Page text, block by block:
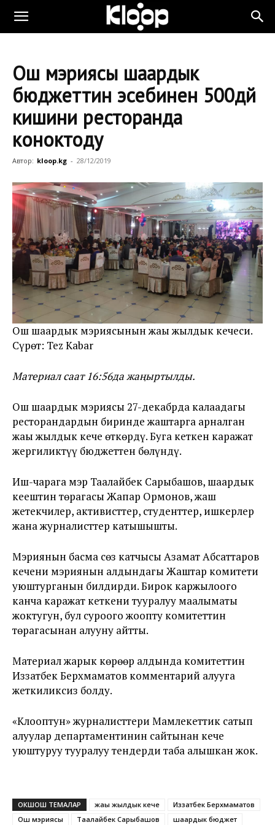
Ош мэриясы шаардык
бюджеттин эсебинен 500дөй
кишини ресторанда
коноктоду
Автор: kloop.kg - 28/12/2019
Ош шаардык мэриясынын жаңы жылдык кечеси.
Сүрөт: Tez Kabar
Материал саат 16:56да жаңыртылды.
Ош шаардык мэриясы 27-декабрда калаадагы
ресторандардын биринде жаштарга арналган
жаңы жылдык кече өткөрдү. Буга кеткен каражат
жергиликтүү бюджеттен бөлүндү.
Иш-чарага мэр Таалайбек Сарыбашов, шаардык
кеңештин төрагасы Жапар Ормонов, жаш
жетекчилер, активисттер, студенттер, ишкерлер
жана журналисттер катышышты.
Мэриянын басма сөз катчысы Азамат Абсаттаров
кечени мэриянын алдындагы Жаштар комитети
уюштурганын билдирди. Бирок каржылоого
канча каражат кеткени тууралуу маалыматы
жоктугун, бул суроого жоопту комитеттин
төрагасынан алууну айтты.
Материал жарык көрөөр алдында комитеттин
Иззатбек Берхмаматов комментарий алууга
жеткиликсиз болду.
«Клооптун» журналисттери Мамлекеттик сатып
алуулар департаментинин сайтынан кече
уюштуруу тууралуу тендерди таба алышкан жок.
ОКШОШ ТЕМАЛАР жаңы жылдык кече
Иззатбек Берхмаматов
Ош мэриясы
Таалайбек Сарыбашов шаардык бюджет